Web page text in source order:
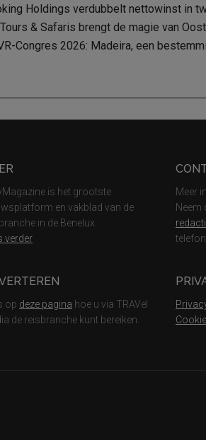
Holdings verdubbelt nettowinst in
& Safaris brengt de magie van
Congres 2026: Madeira, een
is het grootste
en vakblad van de
in de Benelux.
verder
op deze pagina hoe u via TRAVel
de reisbranche kunt bereiken.
Meer
Neem